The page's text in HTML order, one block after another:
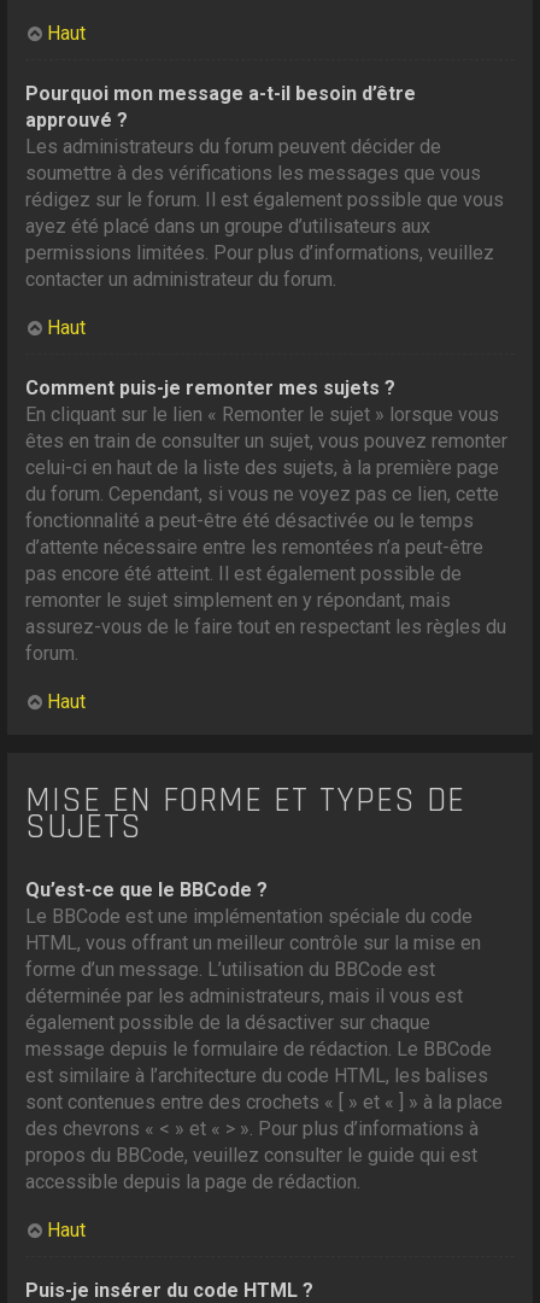
Haut
Pourquoi mon message a-t-il besoin d’être
approuvé ?
Les administrateurs du forum peuvent décider de
soumettre à des vérifications les messages que vous
rédigez sur le forum. Il est également possible que vous
ayez été placé dans un groupe d’utilisateurs aux
permissions limitées. Pour plus d’informations, veuillez
contacter un administrateur du forum.
Haut
Comment puis-je remonter mes sujets ?
En cliquant sur le lien « Remonter le sujet » lorsque vous
êtes en train de consulter un sujet, vous pouvez remonter
celui-ci en haut de la liste des sujets, à la première page
du forum. Cependant, si vous ne voyez pas ce lien, cette
fonctionnalité a peut-être été désactivée ou le temps
d’attente nécessaire entre les remontées n’a peut-être
pas encore été atteint. Il est également possible de
remonter le sujet simplement en y répondant, mais
assurez-vous de le faire tout en respectant les règles du
forum.
Haut
MISE EN FORME ET TYPES DE
SUJETS
Qu’est-ce que le BBCode ?
Le BBCode est une implémentation spéciale du code
HTML, vous offrant un meilleur contrôle sur la mise en
forme d’un message. L’utilisation du BBCode est
déterminée par les administrateurs, mais il vous est
également possible de la désactiver sur chaque
message depuis le formulaire de rédaction. Le BBCode
est similaire à l’architecture du code HTML, les balises
sont contenues entre des crochets « [ » et « ] » à la place
des chevrons « < » et « > ». Pour plus d’informations à
propos du BBCode, veuillez consulter le guide qui est
accessible depuis la page de rédaction.
Haut
Puis-je insérer du code HTML ?